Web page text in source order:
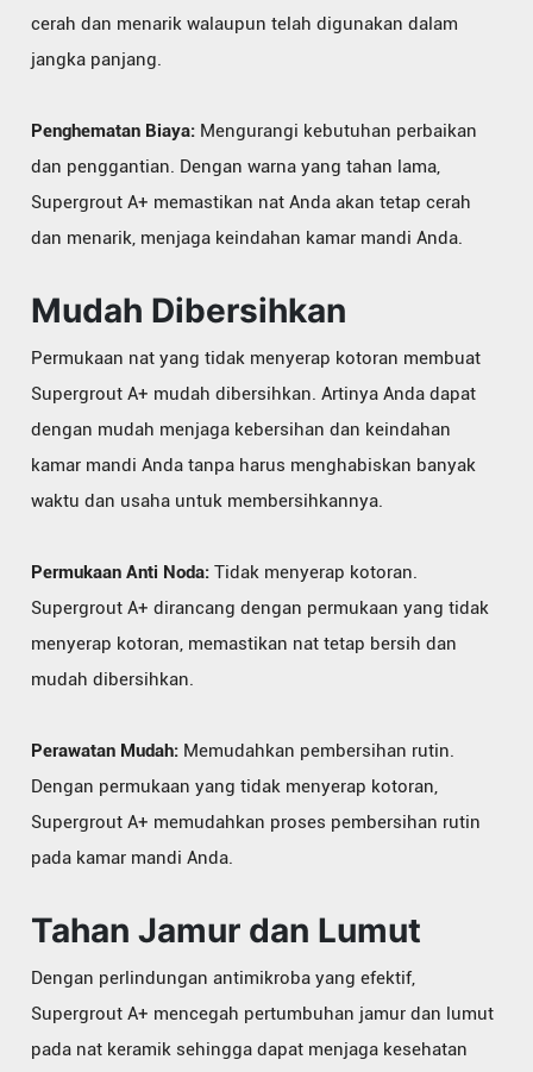
cerah dan menarik walaupun telah digunakan dalam
jangka panjang.
Penghematan Biaya: Mengurangi kebutuhan perbaikan
dan penggantian. Dengan warna yang tahan lama,
Supergrout A+ memastikan nat Anda akan tetap cerah
dan menarik, menjaga keindahan kamar mandi Anda.
Mudah Dibersihkan
Permukaan nat yang tidak menyerap kotoran membuat
Supergrout A+ mudah dibersihkan. Artinya Anda dapat
dengan mudah menjaga kebersihan dan keindahan
kamar mandi Anda tanpa harus menghabiskan banyak
waktu dan usaha untuk membersihkannya.
Permukaan Anti Noda: Tidak menyerap kotoran.
Supergrout A+ dirancang dengan permukaan yang tidak
menyerap kotoran, memastikan nat tetap bersih dan
mudah dibersihkan.
Perawatan Mudah: Memudahkan pembersihan rutin.
Dengan permukaan yang tidak menyerap kotoran,
Supergrout A+ memudahkan proses pembersihan rutin
pada kamar mandi Anda.
Tahan Jamur dan Lumut
Dengan perlindungan antimikroba yang efektif,
Supergrout A+ mencegah pertumbuhan jamur dan lumut
pada nat keramik sehingga dapat menjaga kesehatan